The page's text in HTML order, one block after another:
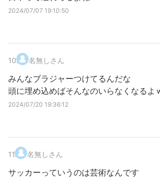
2024/07/07 19:10:50
10. 名無しさん
みんなブラジャーつけてるんだな
頭に埋め込めばそんなのいらなくなるよ
2024/07/20 19:36:12
11. 名無しさん
サッカーっていうのは芸術なんです